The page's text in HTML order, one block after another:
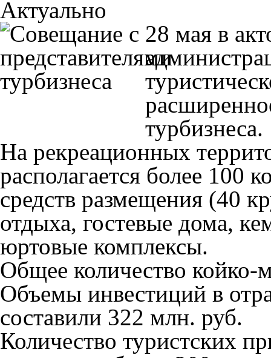
Актуально
28 мая в
турбизнеса.
На рекреационных
располагается более 100
средств размещения (40
отдыха, гостевые дома,
юртовые комплексы.
Общее количество койко-
Объемы инвестиций в
составили 322 млн. руб.
Количество туристских